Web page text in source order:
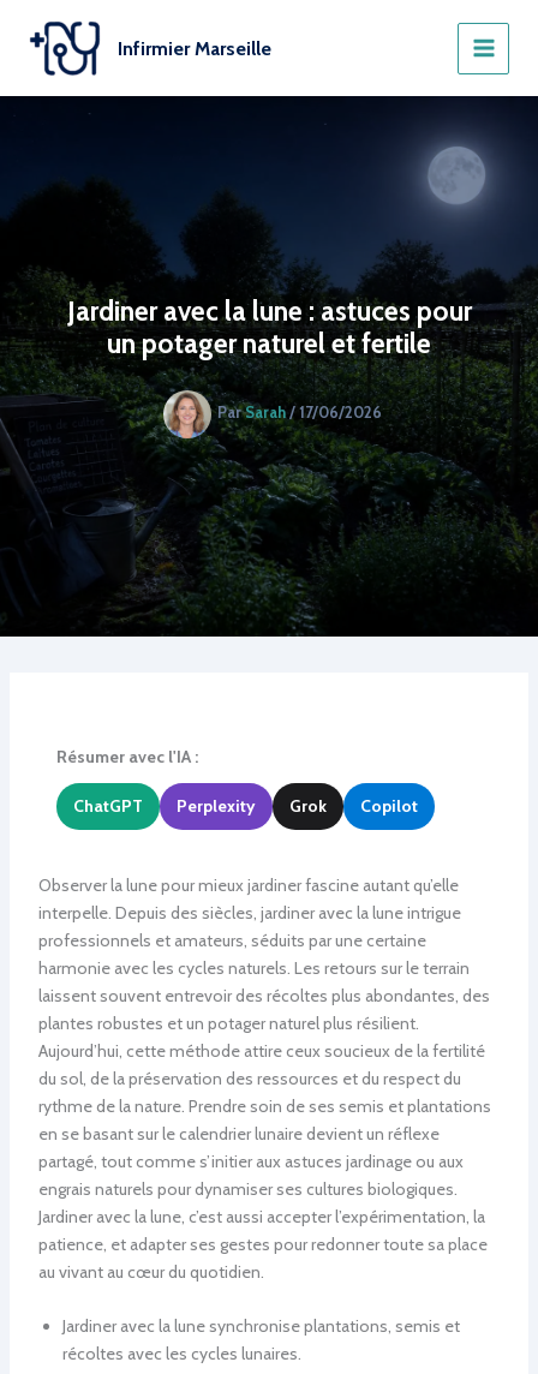
contenu
Infirmier Marseille
Jardiner avec la lune : astuces pour
un potager naturel et fertile
ParSarah/17/06/2026
Résumer avec l'IA :
ChatGPT Perplexity Grok Copilot
Observer la lune pour mieux jardiner fascine autant qu’elle
interpelle. Depuis des siècles, jardiner avec la lune intrigue
professionnels et amateurs, séduits par une certaine
harmonie avec les cycles naturels. Les retours sur le terrain
laissent souvent entrevoir des récoltes plus abondantes, des
plantes robustes et un potager naturel plus résilient.
Aujourd’hui, cette méthode attire ceux soucieux de la fertilité
du sol, de la préservation des ressources et du respect du
rythme de la nature. Prendre soin de ses semis et plantations
en se basant sur le calendrier lunaire devient un réflexe
partagé, tout comme s’initier aux astuces jardinage ou aux
engrais naturels pour dynamiser ses cultures biologiques.
Jardiner avec la lune, c’est aussi accepter l’expérimentation, la
patience, et adapter ses gestes pour redonner toute sa place
au vivant au cœur du quotidien.
Jardiner avec la lune synchronise plantations, semis et
récoltes avec les cycles lunaires.